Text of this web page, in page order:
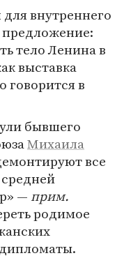
внутреннего
предложение:
тело Ленина в
выставка
говорится в
бывшего
Михаила
все
— прим.
родимое